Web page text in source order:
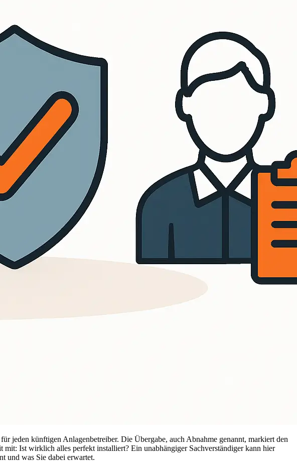
jeden künftigen Anlagenbetreiber. Die Übergabe, auch Abnahme genannt, markiert den
Ist wirklich alles perfekt installiert? Ein unabhängiger Sachverständiger kann hier
und was Sie dabei erwartet.